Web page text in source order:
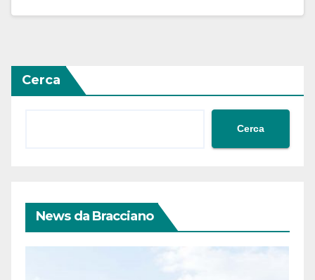
Cerca
Cerca
News da Bracciano